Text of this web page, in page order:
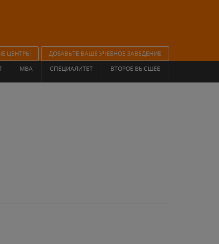
ЦЕНТРЫ
ДОБАВЬТЕ ВАШЕ УЧЕБНОЕ ЗАВЕДЕНИЕ
MBA СПЕЦИАЛИТЕТ ВТОРОЕ ВЫСШЕЕ